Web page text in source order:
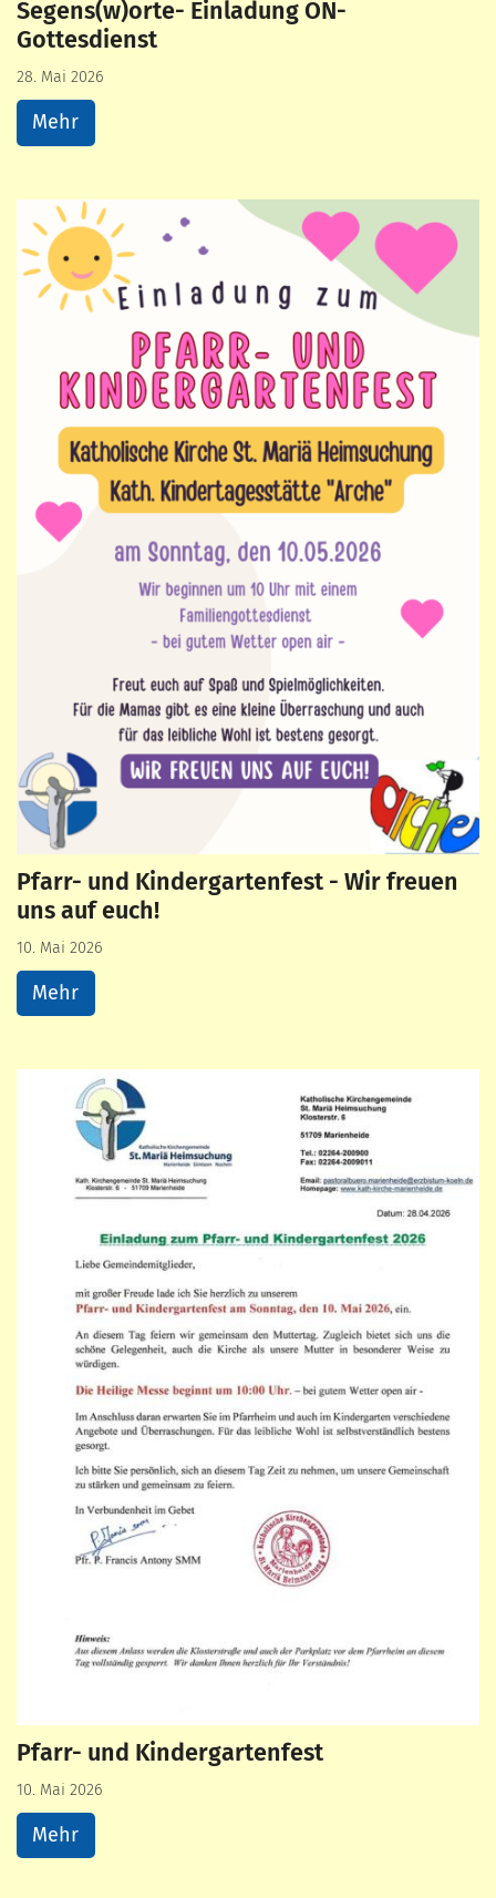
Segens(w)orte- Einladung ON-
Gottesdienst
28. Mai 2026
Mehr
Pfarr- und Kindergartenfest - Wir freuen
uns auf euch!
10. Mai 2026
Mehr
Pfarr- und Kindergartenfest
10. Mai 2026
Mehr